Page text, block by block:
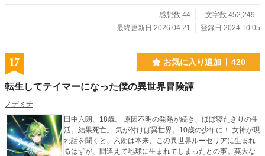
ームと今レオナルドが生きている現実で展開が違っているのだ。 この事件をき
っかけにレオナルドの考え方は変わっていくこととなる。 そして一つの決断を
えなかった情報がわかったり、自分がプレイしたゲーム知識しか持ち合わせてい
ないレオナルドは果たして死亡エンドを回避できるのか―――。 ＊念のための
セルフレイティングです。 10/10 男性向けHOTランキング３位！ 10/11 男性
向けHOTランキング２位！ 10/13 男性向けHOTランキング１位！ 皆様お読み
くださりありがとうございますm(__)m 11/4 第一章完結 11/7 第二章開始 1/9
感想数 44
文字数 452,249
最終更新日 2026.04.21
登録日 2024.10.05
17 お気に入り追加 420
転生してテイマーになった僕の異世界冒険譚
ノデミチ
田中六朗、18歳。 原因不明の発熱が続き、ほぼ寝たきりの生
活。結果死亡。 気が付けば異世界。10歳の少年に！ 女神が現
れ話を聞くと、六朗は本来、この異世界ルーセリアに生まれ
るはずが、間違えて地球に生まれてしまったとの事。莫大な